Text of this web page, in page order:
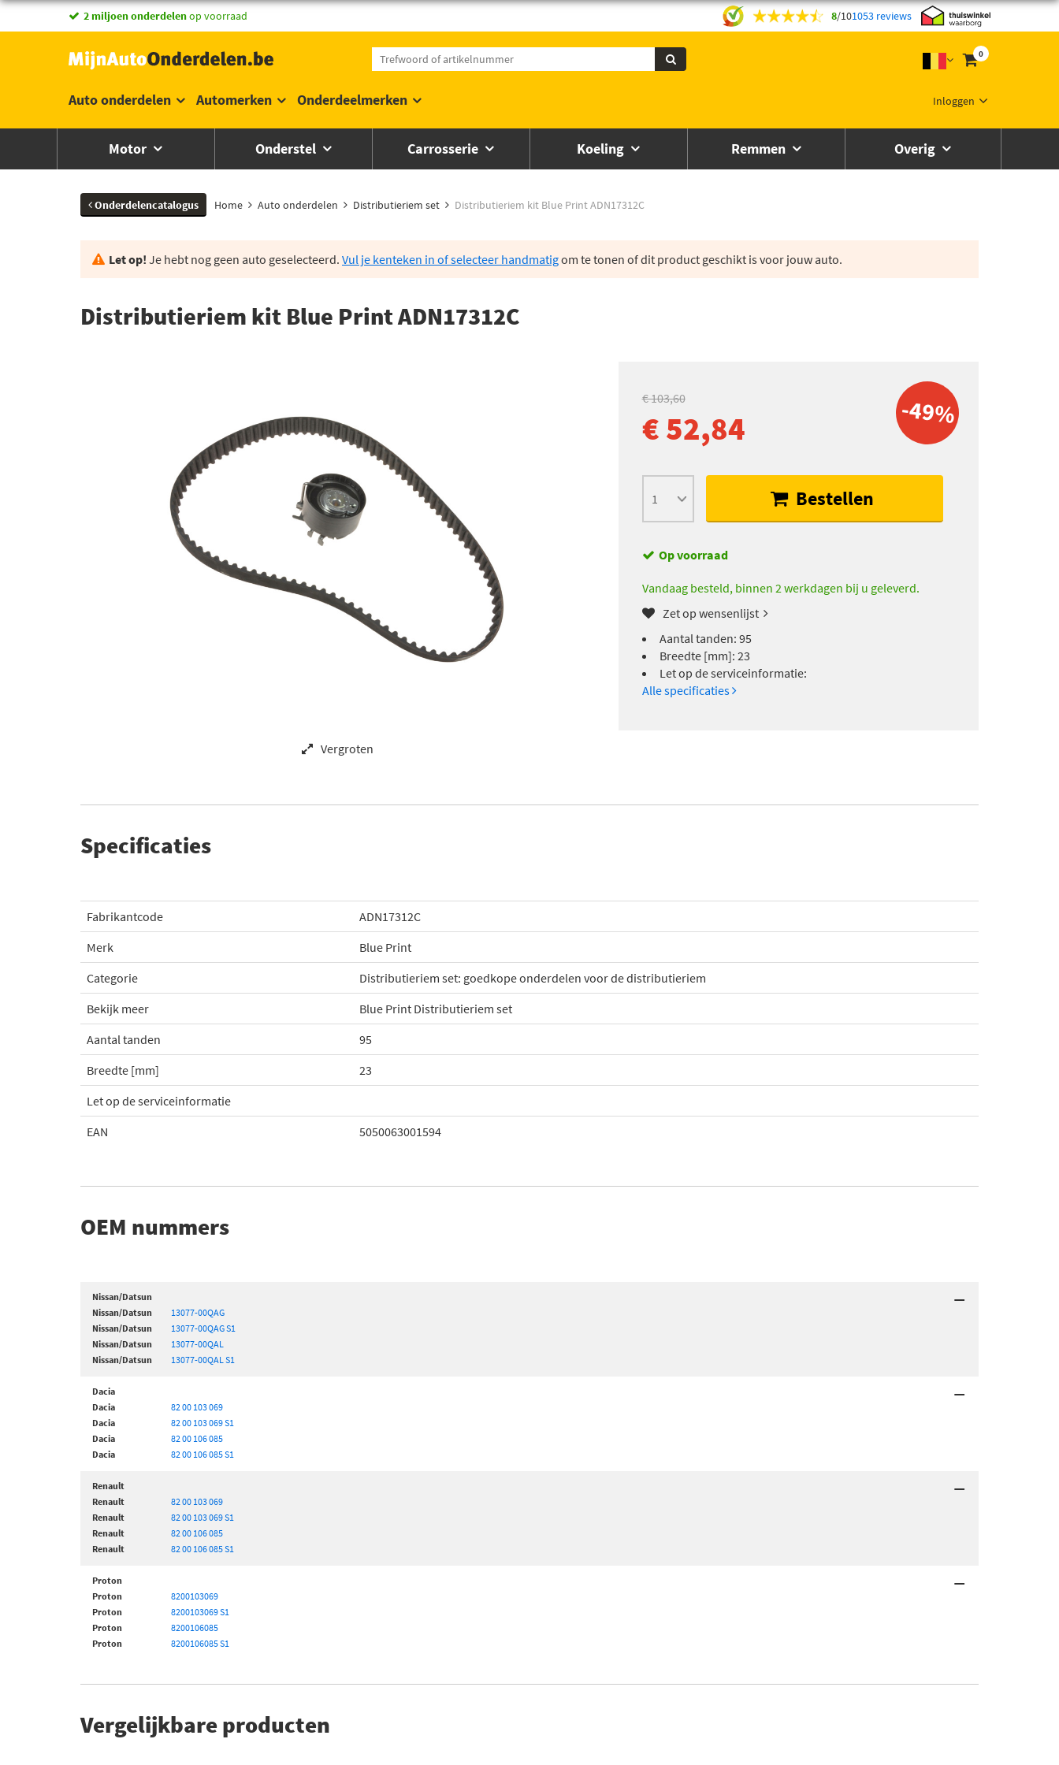
2 miljoen onderdelenop voorraad 8/101053 reviews
0
Inloggen
Auto onderdelen Automerken Onderdeelmerken
Motor Onderstel Carrosserie Koeling Remmen Overig
Onderdelencatalogus Home Auto onderdelen Distributieriem set Distributieriem kit Blue Print ADN17312C
Let op! Je hebt nog geen auto geselecteerd. Vul je kenteken in of selecteer handmatigom te tonen of dit product geschikt is voor jouw auto.
Distributieriem kit Blue Print ADN17312C
Vergroten
-49%
€ 103,60
€ 52,84
Bestellen
Op voorraad
Vandaag besteld, binnen 2 werkdagen bij u geleverd.
Zet op wensenlijst
Aantal tanden: 95
Breedte [mm]: 23
Let op de serviceinformatie:
Alle specificaties
Specificaties
Fabrikantcode
ADN17312C
Merk
Blue Print
Categorie
Distributieriem set: goedkope onderdelen voor de distributieriem
Bekijk meer
Blue Print Distributieriem set
Aantal tanden
95
Breedte [mm]
23
Let op de serviceinformatie
EAN
5050063001594
OEM nummers
Nissan/Datsun
Nissan/Datsun
13077-00QAG
Nissan/Datsun
13077-00QAG S1
Nissan/Datsun
13077-00QAL
Nissan/Datsun
13077-00QAL S1
Dacia
Dacia
82 00 103 069
Dacia
82 00 103 069 S1
Dacia
82 00 106 085
Dacia
82 00 106 085 S1
Renault
Renault
82 00 103 069
Renault
82 00 103 069 S1
Renault
82 00 106 085
Renault
82 00 106 085 S1
Proton
Proton
8200103069
Proton
8200103069 S1
Proton
8200106085
Proton
8200106085 S1
Vergelijkbare producten